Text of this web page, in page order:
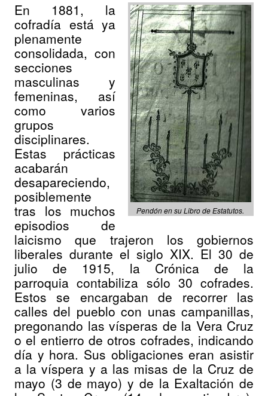
Pendón en su Libro de Estatutos.
En 1881, la
cofradía está ya
plenamente
consolidada, con
secciones
masculinas y
femeninas, así
como varios
grupos
disciplinares.
Estas prácticas
acabarán
desapareciendo,
posiblemente
tras los muchos
episodios de
laicismo que trajeron los gobiernos
liberales durante el siglo XIX. El 30 de
julio de 1915, la Crónica de la
parroquia contabiliza sólo 30 cofrades.
Estos se encargaban de recorrer las
calles del pueblo con unas campanillas,
pregonando las vísperas de la Vera Cruz
o el entierro de otros cofrades, indicando
día y hora. Sus obligaciones eran asistir
a la víspera y a las misas de la Cruz de
mayo (3 de mayo) y de la Exaltación de